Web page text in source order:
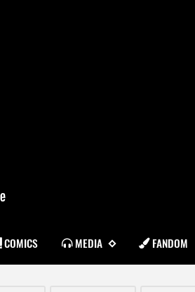
COMICS MEDIA FANDOM